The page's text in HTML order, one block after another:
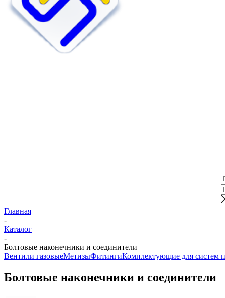
Главная
-
Каталог
-
Болтовые наконечники и соединители
Вентили газовыеМетизыФитингиКомплектующие для систем
Болтовые наконечники и соединители